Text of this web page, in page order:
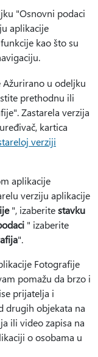
"Osnovni podaci
aplikacije
kao što su
u odeljku
prethodnu ili
Zastarela verzija
kartica
verziji
aplikacije
verziju aplikacije
", izaberitestavku
" izaberite
".
Fotografije
pomažu da brzo i
prijatelja i
drugih objekata na
ili video zapisa na
o osobama u